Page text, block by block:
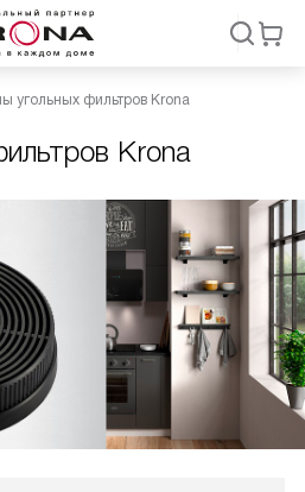
угольных фильтров Krona
Krona